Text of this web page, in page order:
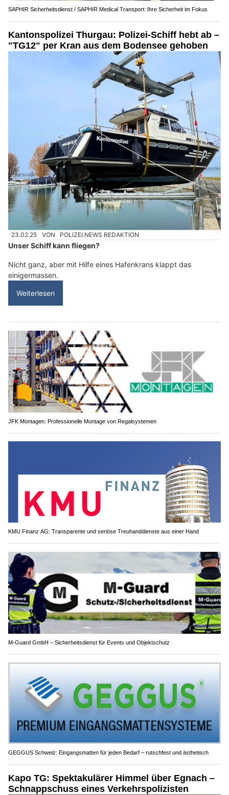
SAPHIR Sicherheitsdienst / SAPHIR Medical Transport: Ihre Sicherheit im Fokus
Kantonspolizei Thurgau: Polizei-Schiff hebt ab –
"TG12" per Kran aus dem Bodensee gehoben
23.02.25 VON POLIZEI.NEWS REDAKTION
Unser Schiff kann fliegen?
Nicht ganz, aber mit Hilfe eines Hafenkrans klappt das
einigermassen.
Weiterlesen
JFK Montagen: Professionelle Montage von Regalsystemen
KMU Finanz AG: Transparente und seriöse Treuhanddienste aus einer Hand
M-Guard GmbH – Sicherheitsdienst für Events und Objektschutz
GEGGUS Schweiz: Eingangsmatten für jeden Bedarf – rutschfest und ästhetisch
Kapo TG: Spektakulärer Himmel über Egnach –
Schnappschuss eines Verkehrspolizisten